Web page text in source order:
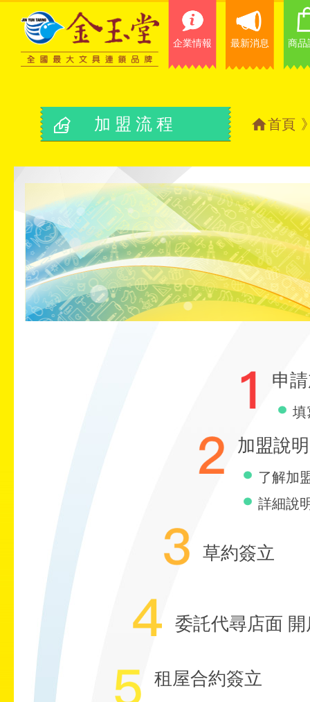
企業情報 最新消息 商品
加盟流程 首頁
申
填
加盟說明
了解加
詳細說
草約簽立
委託代尋店面
租屋合約簽立